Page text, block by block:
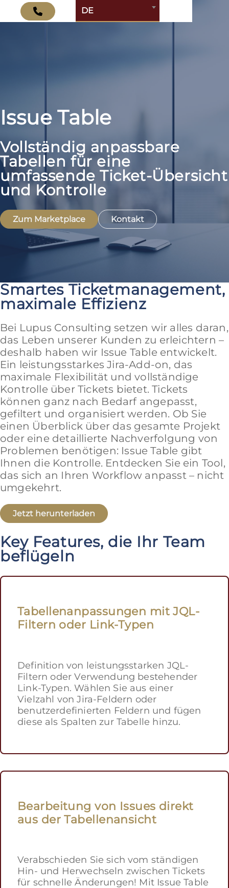
DE
Issue Table
Vollständig anpassbare
Tabellen für eine
umfassende Ticket-Übersicht
und Kontrolle
Zum Marketplace Kontakt
Smartes Ticketmanagement,
maximale Effizienz
Bei Lupus Consulting setzen wir alles daran,
das Leben unserer Kunden zu erleichtern –
deshalb haben wir Issue Table entwickelt.
Ein leistungsstarkes Jira-Add-on, das
maximale Flexibilität und vollständige
Kontrolle über Tickets bietet. Tickets
können ganz nach Bedarf angepasst,
gefiltert und organisiert werden. Ob Sie
einen Überblick über das gesamte Projekt
oder eine detaillierte Nachverfolgung von
Problemen benötigen: Issue Table gibt
Ihnen die Kontrolle. Entdecken Sie ein Tool,
das sich an Ihren Workflow anpasst – nicht
umgekehrt.
Jetzt herunterladen
Key Features, die Ihr Team
beflügeln
Tabellenanpassungen mit JQL-
Filtern oder Link-Typen
Definition von leistungsstarken JQL-
Filtern oder Verwendung bestehender
Link-Typen. Wählen Sie aus einer
Vielzahl von Jira-Feldern oder
benutzerdefinierten Feldern und fügen
diese als Spalten zur Tabelle hinzu.
Bearbeitung von Issues direkt
aus der Tabellenansicht
Verabschieden Sie sich vom ständigen
Hin- und Herwechseln zwischen Tickets
für schnelle Änderungen! Mit Issue Table